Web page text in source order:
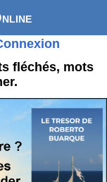
fléchés, mots